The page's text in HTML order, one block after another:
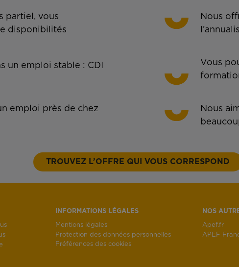
partiel, vous
disponibilités
Nous
un emploi stable : CDI
Vous
emploi près de chez
Nous
TROUVEZ L’OFFRE QUI VOUS CORRESPOND
INFORMATIONS LÉGALES
Mentions légales
Protection des données personnelles
Préférences des cookies
NOS
Apef.fr
APEF